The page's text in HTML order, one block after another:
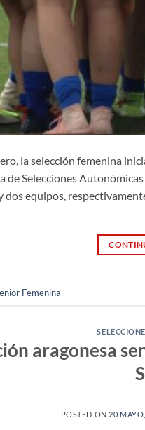
la selección femenina
de Selecciones
dos equipos,
Femenina
aragonesa
POSTED ON 20